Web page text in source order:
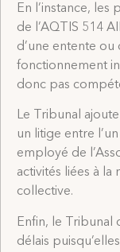
En l’instance,
de l’AQTIS 514
d’une entente
fonctionnement
donc pas
Le Tribunal
un litige entre
employé de
activités liées à la
collective.
Enfin, le Tribunal
délais